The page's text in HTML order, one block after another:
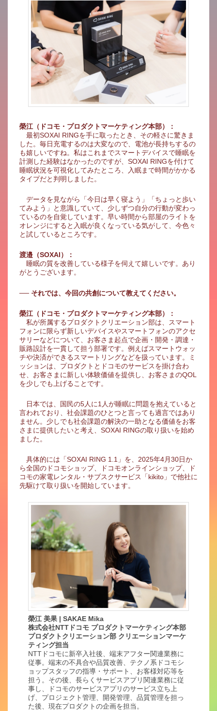
榮江（ドコモ・プロダクトマーケティング本部）：
最初SOXAI RINGを手に取ったとき、その軽さに驚きま
した。毎日充電するのは大変なので、電池が長持ちするの
も嬉しいですね。私はこれまでスマートデバイスで睡眠を
計測した経験はなかったのですが、SOXAI RINGを付けて
睡眠状況を可視化してみたところ、入眠まで時間がかかる
タイプだと判明しました。
データを見ながら「今日は早く寝よう」「ちょっと歩い
てみよう」と意識していて、少しずつ自分の行動が変わっ
ているのを自覚しています。早い時間から部屋のライトを
オレンジにすると入眠が良くなっている気がして、今色々
と試しているところです。
渡邉（SOXAI）：
睡眠の質を改善している様子を伺えて嬉しいです。あり
がとうございます。
── それでは、今回の共創について教えてください。
榮江（ドコモ・プロダクトマーケティング本部）：
私が所属するプロダクトクリエーション部は、スマート
フォンに限らず新しいデバイスやスマートフォンのアクセ
サリーなどについて、お客さま起点で企画・開発・調達・
販路設計を一貫して担う部署です。例えばスマートウォッ
チや決済ができるスマートリングなどを扱っています。ミ
ッションは、プロダクトとドコモのサービスを掛け合わ
せ、お客さまに新しい体験価値を提供し、お客さまのQOL
を少しでも上げることです。
日本では、国民の5人に1人が睡眠に問題を抱えていると
言われており、社会課題のひとつと言っても過言ではあり
ません。少しでも社会課題の解決の一助となる価値をお客
さまに提供したいと考え、SOXAI RINGの取り扱いを始め
ました。
具体的には「SOXAI RING 1.1」を、2025年4月30日か
ら全国のドコモショップ、ドコモオンラインショップ、ド
コモの家電レンタル・サブスクサービス「kikito」で他社に
先駆けて取り扱いを開始しています。
榮江 美果 | SAKAE Mika
株式会社NTTドコモ プロダクトマーケティング本部
プロダクトクリエーション部 クリエーションマーケ
ティング担当
NTTドコモに新卒入社後、端末アフター関連業務に
従事。端末の不具合や品質改善、テクノ系ドコモシ
ョップスタッフの指導・サポート、お客様対応等を
担う。その後、長らくサービスアプリ関連業務に従
事し、ドコモのサービスアプリのサービス立ち上
げ、プロジェクト管理、開発管理、品質管理を担っ
た後、現在プロダクトの企画を担当。